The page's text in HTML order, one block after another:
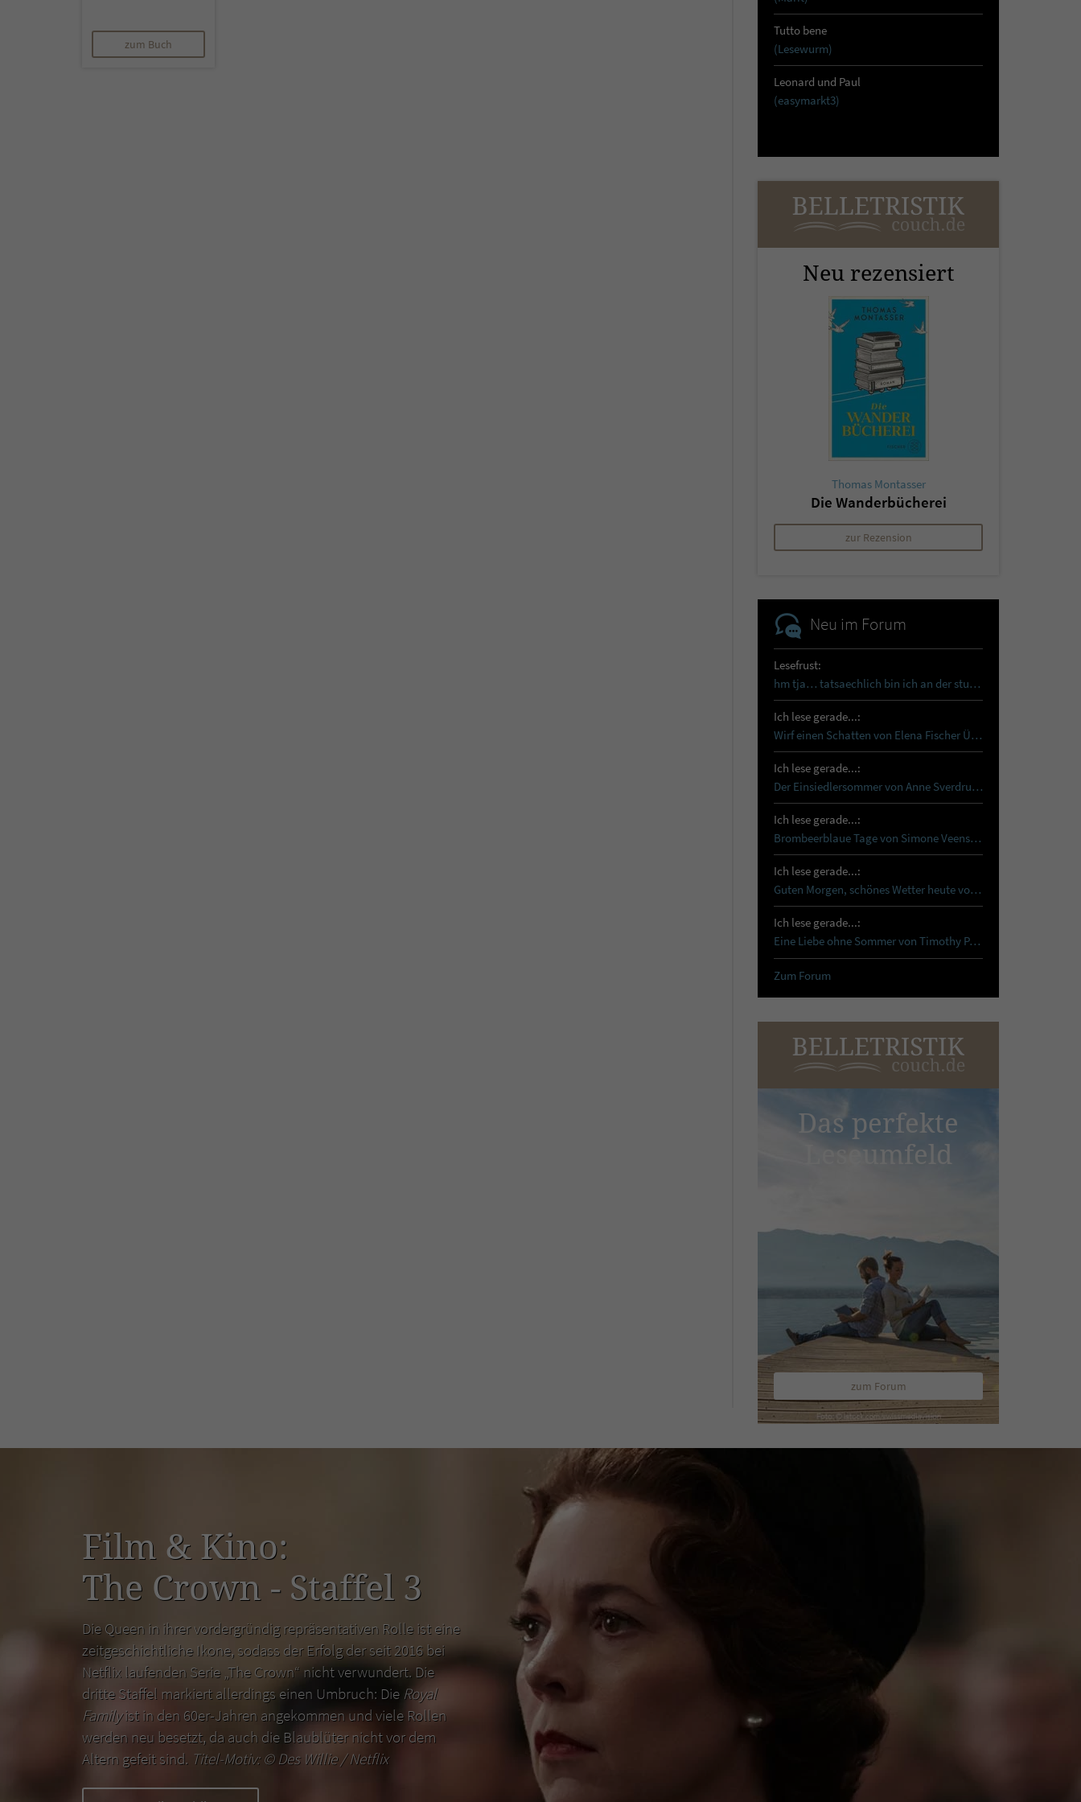
zum Buch
Tutto bene
(Lesewurm)
Leonard und Paul
(easymarkt3)
Neu rezensiert
Thomas Montasser
Die Wanderbücherei
zur Rezension
Neu im Forum
Lesefrust:
hm tja… tatsaechlich bin ich an der sturmhoehe…
Ich lese gerade...:
Wirf einen Schatten von Elena Fischer Über…
Ich lese gerade...:
Der Einsiedlersommer von Anne Sverdrup-Thygeson …
Ich lese gerade...:
Brombeerblaue Tage von Simone Veenstra Reset …
Ich lese gerade...:
Guten Morgen, schönes Wetter heute von Tanja…
Ich lese gerade...:
Eine Liebe ohne Sommer von Timothy Paul Schon…
Zum Forum
Das perfekte
Leseumfeld
zum Forum
Film & Kino:
The Crown - Staffel 3
Die Queen in ihrer vordergründig repräsentativen Rolle ist eine
zeitgeschichtliche Ikone, sodass der Erfolg der seit 2016 bei
Netflix laufenden Serie „The Crown“ nicht verwundert. Die
dritte Staffel markiert allerdings einen Umbruch: Die Royal
Familyist in den 60er-Jahren angekommen und viele Rollen
werden neu besetzt, da auch die Blaublüter nicht vor dem
Altern gefeit sind. Titel-Motiv: ©Des Willie / Netflix